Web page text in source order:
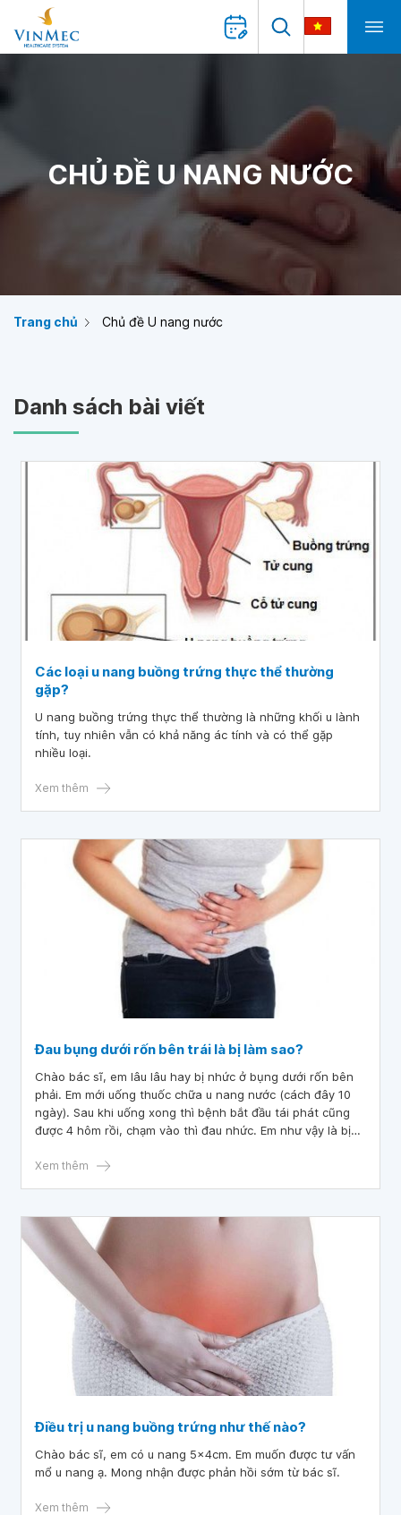
CHỦ ĐỀ U NANG NƯỚC
Trang chủ Chủ đề U nang nước
Danh sách bài viết
Các loại u nang buồng trứng thực thể thường
gặp?
U nang buồng trứng thực thể thường là những khối u lành
tính, tuy nhiên vẫn có khả năng ác tính và có thể gặp
nhiều loại.
Xem thêm
Đau bụng dưới rốn bên trái là bị làm sao?
Chào bác sĩ, em lâu lâu hay bị nhức ở bụng dưới rốn bên
phải. Em mới uống thuốc chữa u nang nước (cách đây 10
ngày). Sau khi uống xong thì bệnh bắt đầu tái phát cũng
được 4 hôm rồi, chạm vào thì đau nhức. Em như vậy là bị
Xem thêm
Điều trị u nang buồng trứng như thế nào?
Chào bác sĩ, em có u nang 5x4cm. Em muốn được tư vấn
mổ u nang ạ. Mong nhận được phản hồi sớm từ bác sĩ.
Xem thêm